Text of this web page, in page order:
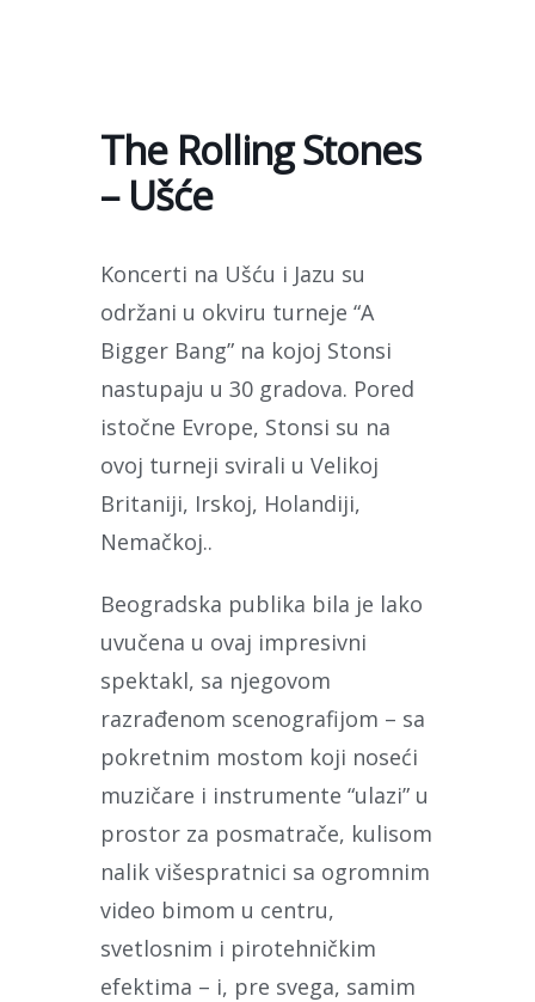
The Rolling Stones
– Ušće
Koncerti na Ušću i Jazu su
održani u okviru turneje “A
Bigger Bang” na kojoj Stonsi
nastupaju u 30 gradova. Pored
istočne Evrope, Stonsi su na
ovoj turneji svirali u Velikoj
Britaniji, Irskoj, Holandiji,
Nemačkoj..
Beogradska publika bila je lako
uvučena u ovaj impresivni
spektakl, sa njegovom
razrađenom scenografijom – sa
pokretnim mostom koji noseći
muzičare i instrumente “ulazi” u
prostor za posmatrače, kulisom
nalik višespratnici sa ogromnim
video bimom u centru,
svetlosnim i pirotehničkim
efektima – i, pre svega, samim